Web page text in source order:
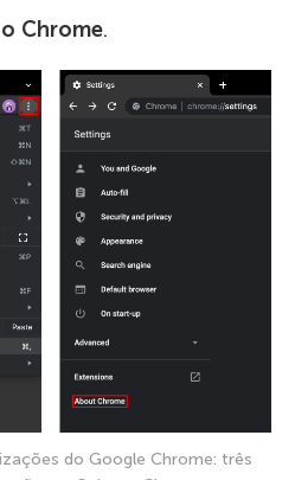
Chrome.
do Google Chrome: três